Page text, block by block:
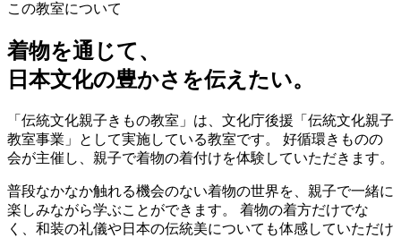
この教室について
着物を通じて、
日本文化の豊かさを伝えたい。
「伝統文化親子きもの教室」は、文化庁後援「伝統文化親子
教室事業」として実施している教室です。 好循環きものの
会が主催し、親子で着物の着付けを体験していただきます。
普段なかなか触れる機会のない着物の世界を、親子で一緒に
楽しみながら学ぶことができます。 着物の着方だけでな
く、和装の礼儀や日本の伝統美についても体感していただけ